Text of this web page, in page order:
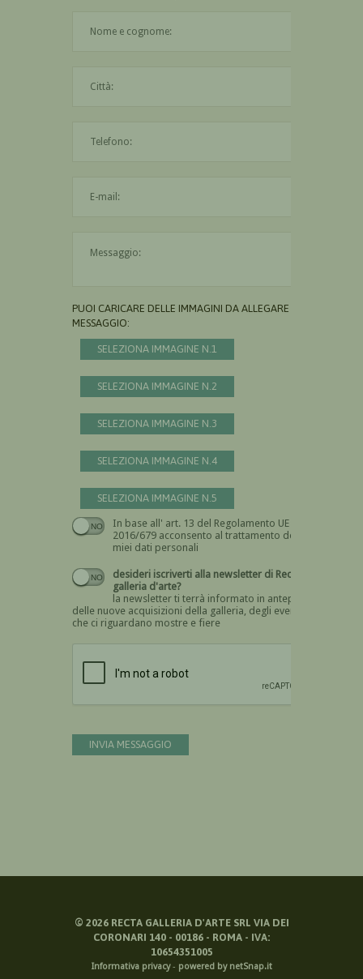
PUOI CARICARE DELLE IMMAGINI DA ALLEGARE AL
MESSAGGIO:
SELEZIONA IMMAGINE N.1
SELEZIONA IMMAGINE N.2
SELEZIONA IMMAGINE N.3
SELEZIONA IMMAGINE N.4
SELEZIONA IMMAGINE N.5
In base all' art. 13 del Regolamento UE n.
2016/679 acconsento al trattamento dei
miei dati personali
Devi dare il consenso
desideri iscriverti alla newsletter di Recta
galleria d'arte?
la newsletter ti terrà informato in anteprima
delle nuove acquisizioni della galleria, degli eventi
che ci riguardano mostre e fiere
INVIA MESSAGGIO
© 2026RECTA GALLERIA D'ARTE SRL VIA DEI
CORONARI 140 - 00186 - ROMA - IVA:
10654351005
Informativa privacy- powered by netSnap.it